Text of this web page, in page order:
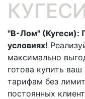
"В-Лом" (Кугеси):
условиях!
максимально
готова купить
тарифам без
постоянных